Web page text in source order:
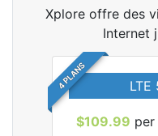
Xplore offre des
Internet
4 PLANS
$109.99